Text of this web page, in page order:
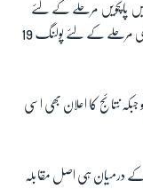
میں ہو رہے ہیں پانچویں مرحلے کے لئے
پولنگ 6 مئی، چھٹے مرحلے کے لئے 12 جبکہ ساتویں اور آخری مرحلے کے لئے پولنگ 19
انتخابات کے ووٹوں کی گنتی 23 مئی کو جبکہ نتائج کا اعلان بھی اسی
کے درمیان ہی اصل مقابلہ